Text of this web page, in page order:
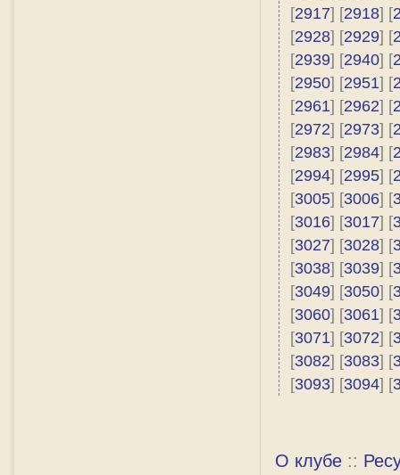
[2917] [2918] [
[2928] [2929] [
[2939] [2940] [
[2950] [2951] [
[2961] [2962] [
[2972] [2973] [
[2983] [2984] [
[2994] [2995] [
[3005] [3006] [
[3016] [3017] [
[3027] [3028] [
[3038] [3039] [
[3049] [3050] [
[3060] [3061] [
[3071] [3072] [
[3082] [3083] [
[3093] [3094] [
О клубе ::